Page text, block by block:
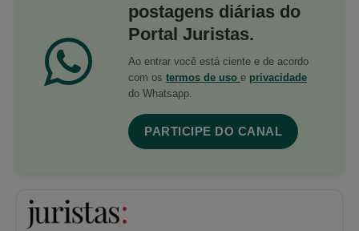
postagens diárias do
Portal Juristas.
Ao entrar você está ciente e de acordo
com os termos de uso e privacidade
do Whatsapp.
PARTICIPE DO CANAL